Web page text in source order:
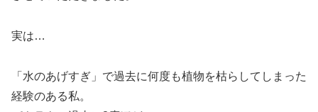
実は…
「水のあげすぎ」で過去に何度も植物を枯らしてしまった
経験のある私。